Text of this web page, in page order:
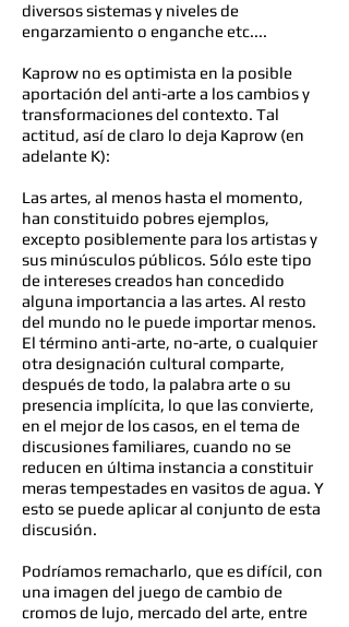
diversos sistemas y niveles de
engarzamiento o enganche etc....
Kaprow no es optimista en la posible
aportación del anti-arte a los cambios y
transformaciones del contexto. Tal
actitud, así de claro lo deja Kaprow (en
adelante K):
Las artes, al menos hasta el momento,
han constituido pobres ejemplos,
excepto posiblemente para los artistas y
sus minúsculos públicos. Sólo este tipo
de intereses creados han concedido
alguna importancia a las artes. Al resto
del mundo no le puede importar menos.
El término anti-arte, no-arte, o cualquier
otra designación cultural comparte,
después de todo, la palabra arte o su
presencia implícita, lo que las convierte,
en el mejor de los casos, en el tema de
discusiones familiares, cuando no se
reducen en última instancia a constituir
meras tempestades en vasitos de agua. Y
esto se puede aplicar al conjunto de esta
discusión.
Podríamos remacharlo, que es difícil, con
una imagen del juego de cambio de
cromos de lujo, mercado del arte, entre